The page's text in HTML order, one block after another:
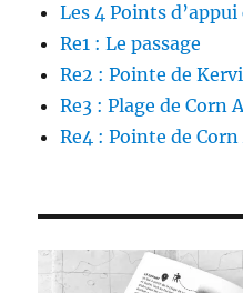
Les 4 Points d’appui
Re1 : Le passage
Re2 : Pointe de
Re3 : Plage de Corn
Re4 : Pointe de Corn